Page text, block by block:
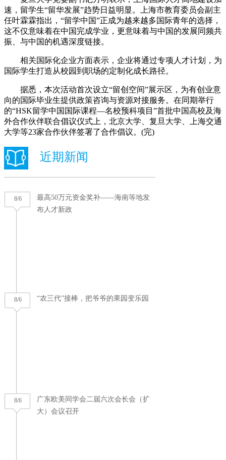
速，留学生“留华发展”趋势日益明显。上海市教育委员会副主
任叶霖霖指出，“留学中国”正成为越来越多国际青年的选择，
这不仅意味着在中国完成学业，更意味着与中国的发展同频共
振、与中国的机遇深度链接。
相关国际化企业方面表示，企业将通过专项人才计划，为
国际学生打造从校园到职场的定制化成长路径。
据悉，本次活动首次设立“留创空间”展示区，为有创业意
向的国际毕业生提供政策咨询与资源对接服务。在同期举行
的“HSK留学中国国际课程—名校预科项目”首批中国高校及海
外合作伙伴联合倡议仪式上，北京大学、复旦大学、上海交通
大学等23家合作伙伴签署了合作倡议。(完)